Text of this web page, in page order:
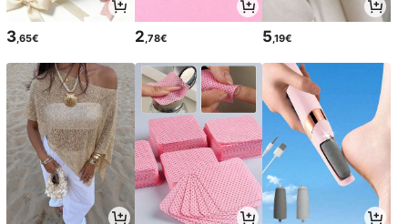
3,65€ 2,78€ 5,19€